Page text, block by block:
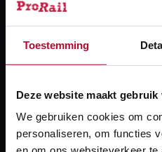
Toestemming
Deze website maakt gebruik
We gebruiken cookies om
personaliseren, om functies
Nederland invloed
voor het spoor
Tegelijkertijd
beperkte middelen
Werkzaamheden
bovendien hinder
vervoerders.